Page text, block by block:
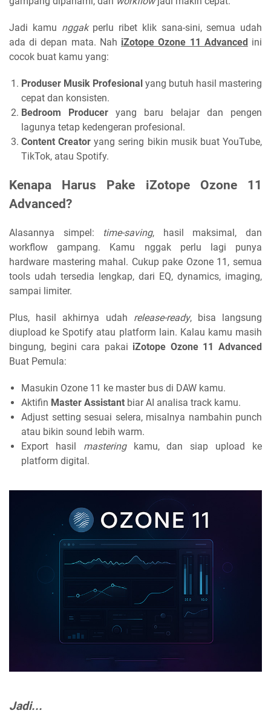
Jadi kamu nggakperlu ribet klik sana-sini, semua udah
ada di depan mata. Nah iZotope Ozone 11 Advanced ini
cocok buat kamu yang:
Produser Musik Profesional yang butuh hasil mastering
cepat dan konsisten.
Bedroom Producer yang baru belajar dan pengen
lagunya tetap kedengeran profesional.
Content Creator yang sering bikin musik buat YouTube,
TikTok, atau Spotify.
Kenapa Harus Pake iZotope Ozone 11
Advanced?
Alasannya simpel: time-saving, hasil maksimal, dan
workflow gampang. Kamu nggak perlu lagi punya
hardware mastering mahal. Cukup pake Ozone 11, semua
tools udah tersedia lengkap, dari EQ, dynamics, imaging,
sampai limiter.
Plus, hasil akhirnya udah release-ready, bisa langsung
diupload ke Spotify atau platform lain. Kalau kamu masih
bingung, begini cara pakai iZotope Ozone 11 Advanced
Buat Pemula:
Masukin Ozone 11 ke master bus di DAW kamu.
Aktifin Master Assistant biar AI analisa track kamu.
Adjust setting sesuai selera, misalnya nambahin punch
atau bikin sound lebih warm.
Export hasil masteringkamu, dan siap upload ke
platform digital.
Jadi...